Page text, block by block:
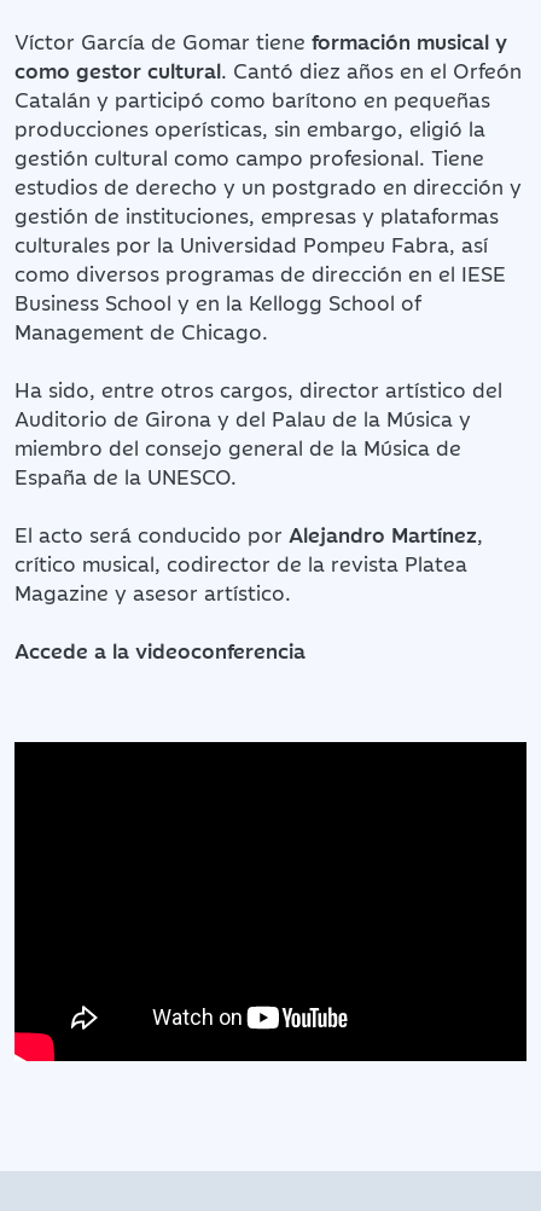
Víctor García de Gomar tiene formación musical y
como gestor cultural. Cantó diez años en el Orfeón
Catalán y participó como barítono en pequeñas
producciones operísticas, sin embargo, eligió la
gestión cultural como campo profesional. Tiene
estudios de derecho y un postgrado en dirección y
gestión de instituciones, empresas y plataformas
culturales por la Universidad Pompeu Fabra, así
como diversos programas de dirección en el IESE
Business School y en la Kellogg School of
Management de Chicago.
Ha sido, entre otros cargos, director artístico del
Auditorio de Girona y del Palau de la Música y
miembro del consejo general de la Música de
España de la UNESCO.
El acto será conducido por Alejandro Martínez,
crítico musical, codirector de la revista Platea
Magazine y asesor artístico.
Accede a la videoconferencia